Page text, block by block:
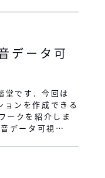
データ可
堂です．今回は
ンを作成できる
ークを紹介しま
データ可視…